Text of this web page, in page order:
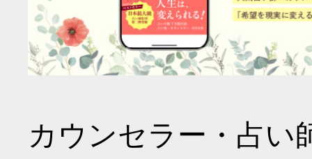
カウンセラー・占い